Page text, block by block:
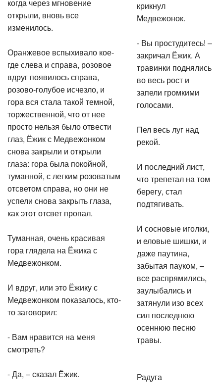
открыли, вновь все
изменилось.
Оранжевое вспыхивало кое-
где слева и справа, розовое
вдруг появилось справа,
розово-голубое исчезло, и
гора вся стала такой темной,
торжественной, что от нее
просто нельзя было отвести
глаз, Ёжик с Медвежонком
снова закрыли и открыли
глаза: гора была покойной,
туманной, с легким розоватым
отсветом справа, но они не
успели снова закрыть глаза,
как этот отсвет пропал.
Туманная, очень красивая
гора глядела на Ёжика с
Медвежонком.
И вдруг, или это Ёжику с
Медвежонком показалось, кто-
то заговорил:
- Вам нравится на меня
смотреть?
- Да, – сказал Ёжик.
крикнул
Медвежонок.
- Вы простудитесь! –
закричал Ёжик. А
травинки поднялись
во весь рост и
запели громкими
голосами.
Пел весь луг над
рекой.
И последний лист,
что трепетал на том
берегу, стал
подтягивать.
И сосновые иголки,
и еловые шишки, и
даже паутина,
забытая пауком, –
все распрямились,
заулыбались и
затянули изо всех
сил последнюю
осеннюю песню
травы.
Радуга